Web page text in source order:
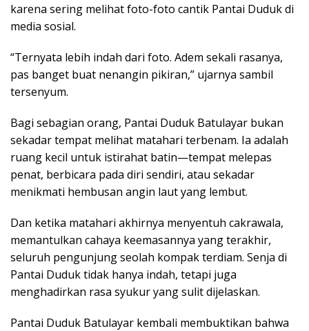
karena sering melihat foto-foto cantik Pantai Duduk di
media sosial.
“Ternyata lebih indah dari foto. Adem sekali rasanya,
pas banget buat nenangin pikiran,” ujarnya sambil
tersenyum.
Bagi sebagian orang, Pantai Duduk Batulayar bukan
sekadar tempat melihat matahari terbenam. Ia adalah
ruang kecil untuk istirahat batin—tempat melepas
penat, berbicara pada diri sendiri, atau sekadar
menikmati hembusan angin laut yang lembut.
Dan ketika matahari akhirnya menyentuh cakrawala,
memantulkan cahaya keemasannya yang terakhir,
seluruh pengunjung seolah kompak terdiam. Senja di
Pantai Duduk tidak hanya indah, tetapi juga
menghadirkan rasa syukur yang sulit dijelaskan.
Pantai Duduk Batulayar kembali membuktikan bahwa